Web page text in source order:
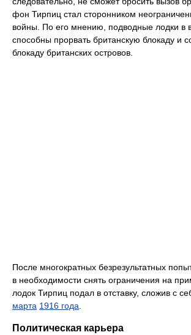
фон Тирпиц стал сторонником
войны. По его мнению, подводные лодки в
способны прорвать британскую блокаду и
блокаду британских островов.
После многократных безрезультатных
в необходимости снять ограничения на
лодок Тирпиц подал в отставку, сложив с
марта 1916 года
Политическая карьера